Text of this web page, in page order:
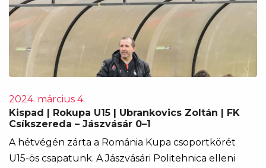
2024. március 4.
Kispad | Rokupa U15 | Ubrankovics Zoltán | FK
Csíkszereda – Jászvásár 0–1
A hétvégén zárta a Románia Kupa csoportkörét
U15-ös csapatunk. A Jászvásári Politehnica elleni